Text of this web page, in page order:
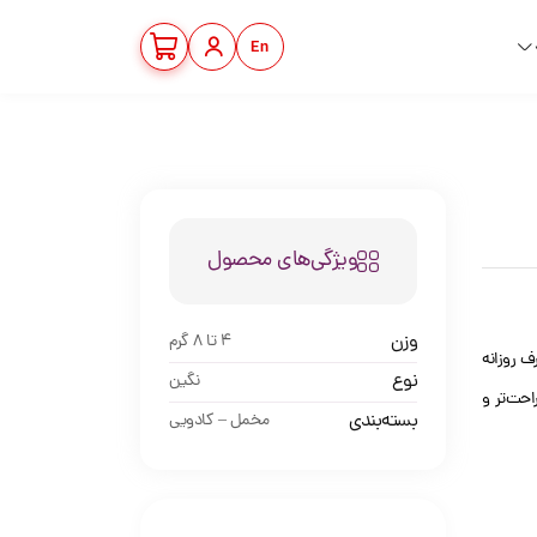
En
روزانه
و
ویژگی‌های محصول
وزن 4 تا 8 گرم
نوع نگین
بسته‌بندی مخمل – کادویی